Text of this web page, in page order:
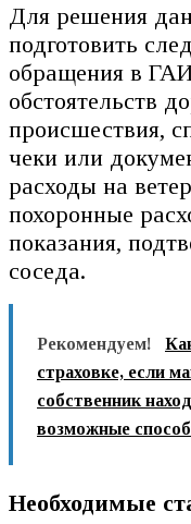
Для решения
подготовить
обращения в
обстоятельств
происшествия,
чеки или
расходы на
похоронные
показания,
соседа.
Рекомендуем!
страховке, если
собственник
возможные
Необходимые